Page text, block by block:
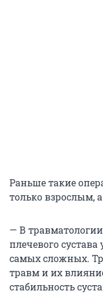
Раньше такие
только взрослым,
— В
плечевого
самых сложных.
травм и их
стабильность